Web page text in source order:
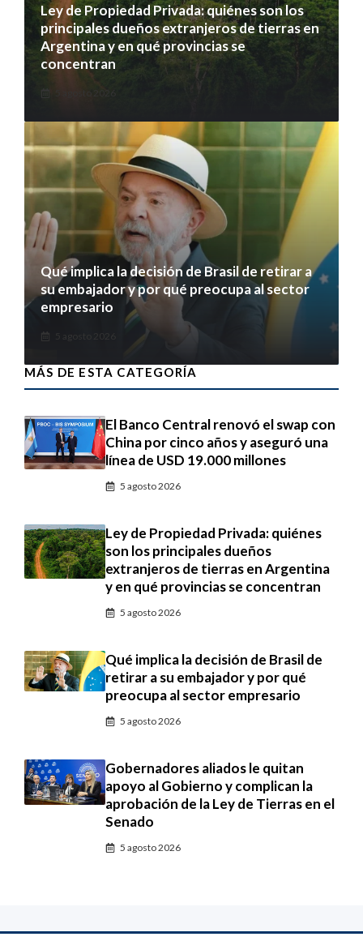
Ley de Propiedad Privada: quiénes son los
principales dueños extranjeros de tierras en
Argentina y en qué provincias se
concentran
Qué implica la decisión de Brasil de retirar a
su embajador y por qué preocupa al sector
empresario
5 agosto 2026
MÁS DE ESTA CATEGORÍA
El Banco Central renovó el swap con
China por cinco años y aseguró una
línea de USD 19.000 millones
5 agosto 2026
Ley de Propiedad Privada: quiénes
son los principales dueños
extranjeros de tierras en Argentina
y en qué provincias se concentran
5 agosto 2026
Qué implica la decisión de Brasil de
retirar a su embajador y por qué
preocupa al sector empresario
5 agosto 2026
Gobernadores aliados le quitan
apoyo al Gobierno y complican la
aprobación de la Ley de Tierras en el
Senado
5 agosto 2026